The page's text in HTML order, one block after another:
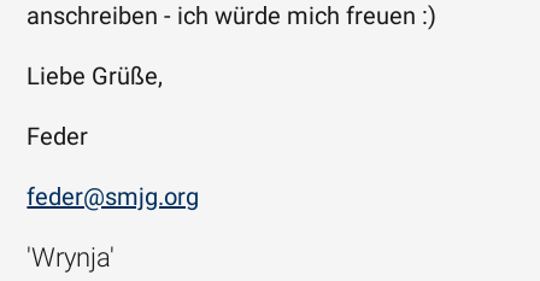
anschreiben - ich würde mich freuen :)
Liebe Grüße,
Feder
feder@smjg.org
'Wrynja'